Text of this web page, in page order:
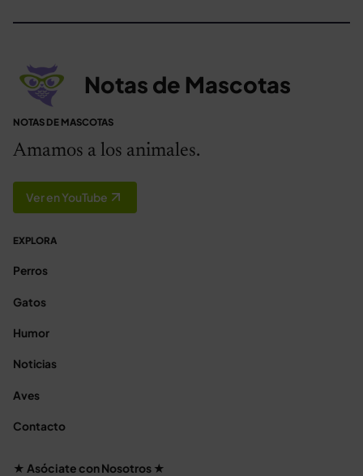
Notas de Mascotas
NOTAS DE MASCOTAS
Amamos a los animales.
Ver en YouTube
EXPLORA
Perros
Gatos
Humor
Noticias
Aves
Contacto
★ Asóciate con Nosotros ★